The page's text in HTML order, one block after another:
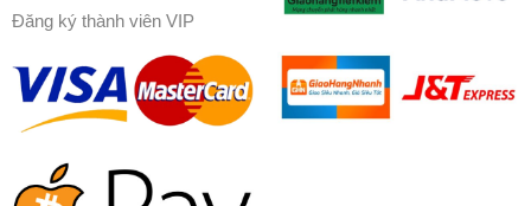
Đăng ký thành viên VIP